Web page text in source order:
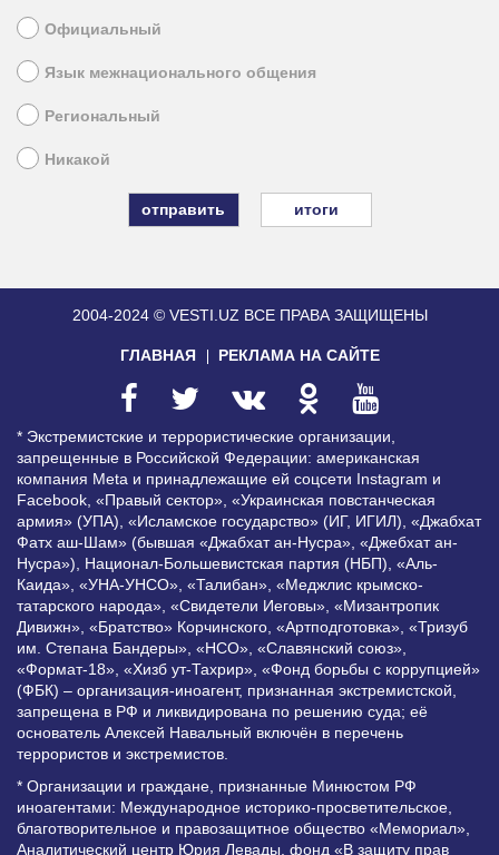
Официальный
Язык межнационального общения
Региональный
Никакой
итоги
2004-2024 © VESTI.UZ ВСЕ ПРАВА ЗАЩИЩЕНЫ
ГЛАВНАЯ РЕКЛАМА НА САЙТЕ
* Экстремистские и террористические организации,
запрещенные в Российской Федерации: американская
компания Meta и принадлежащие ей соцсети Instagram и
Facebook, «Правый сектор», «Украинская повстанческая
армия» (УПА), «Исламское государство» (ИГ, ИГИЛ), «Джабхат
Фатх аш-Шам» (бывшая «Джабхат ан-Нусра», «Джебхат ан-
Нусра»), Национал-Большевистская партия (НБП), «Аль-
Каида», «УНА-УНСО», «Талибан», «Меджлис крымско-
татарского народа», «Свидетели Иеговы», «Мизантропик
Дивижн», «Братство» Корчинского, «Артподготовка», «Тризуб
им. Степана Бандеры», «НСО», «Славянский союз»,
«Формат-18», «Хизб ут-Тахрир», «Фонд борьбы с коррупцией»
(ФБК) – организация-иноагент, признанная экстремистской,
запрещена в РФ и ликвидирована по решению суда; её
основатель Алексей Навальный включён в перечень
террористов и экстремистов.
* Организации и граждане, признанные Минюстом РФ
иноагентами: Международное историко-просветительское,
благотворительное и правозащитное общество «Мемориал»,
Аналитический центр Юрия Левады, фонд «В защиту прав